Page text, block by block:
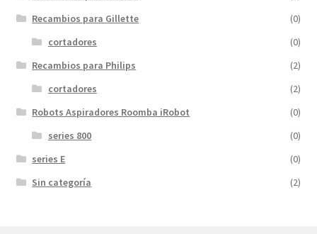
Recambios para Gillette
(0)
cortadores
(0)
Recambios para Philips
(2)
cortadores
(2)
Robots Aspiradores Roomba iRobot
(0)
series 800
(0)
series E
(0)
Sin categoría
(2)